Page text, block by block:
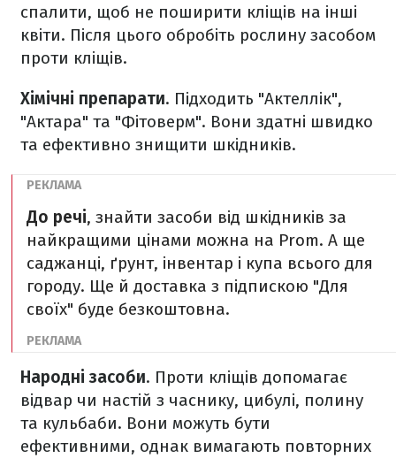
спалити, щоб не поширити кліщів на інші
квіти. Після цього обробіть рослину засобом
проти кліщів.
Хімічні препарати. Підходить "Актеллік",
"Актара" та "Фітоверм". Вони здатні швидко
та ефективно знищити шкідників.
До речі, знайти засоби від шкідників за
найкращими цінами можна на Prom. А ще
саджанці, ґрунт, інвентар і купа всього для
городу. Ще й доставка з підпискою "Для
своїх" буде безкоштовна.
Народні засоби. Проти кліщів допомагає
відвар чи настій з часнику, цибулі, полину
та кульбаби. Вони можуть бути
ефективними, однак вимагають повторних